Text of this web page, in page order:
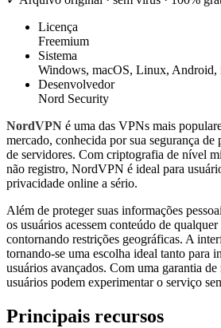
Licença
Freemium
Sistema
Windows, macOS, Linux, Android,
Desenvolvedor
Nord Security
NordVPN é uma das VPNs mais
mercado, conhecida por sua segurança de
de servidores. Com criptografia de nível
não registro, NordVPN é ideal para
privacidade online a sério.
Além de proteger suas informações
os usuários acessem conteúdo de
contornando restrições geográficas. A
tornando-se uma escolha ideal tanto para
usuários avançados. Com uma garantia
usuários podem experimentar o serviço
Principais recursos